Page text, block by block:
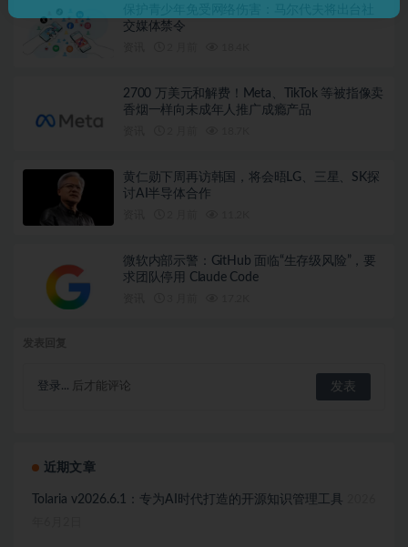
交媒体禁令
2700 万美元和解费！Meta、TikTok 等被指像卖
香烟一样向未成年人推广成瘾产品
黄仁勋下周再访韩国，将会晤LG、三星、SK探
讨AI半导体合作
微软内部示警：GitHub 面临“生存级风险”，要
求团队停用 Claude Code
登录... 后才能评论
近期文章
Tolaria v2026.6.1：专为AI时代打造的开源知识管理工具